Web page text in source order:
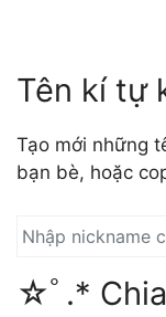
Tên kí tự
Tạo mới những
bạn bè, hoặc
☆ﾟ.*